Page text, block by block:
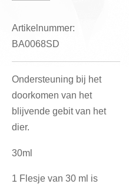
Artikelnummer:
BA0068SD
Ondersteuning bij het
doorkomen van het
blijvende gebit van het
dier.
30ml
1 Flesje van 30 ml is